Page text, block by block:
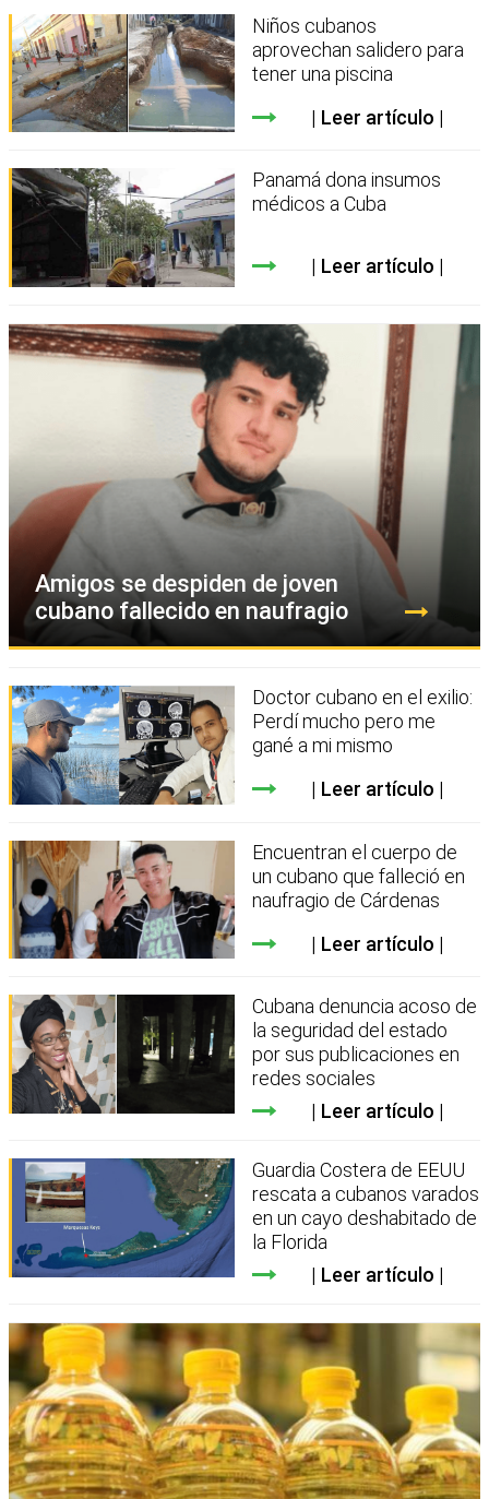
Niños cubanos
aprovechan salidero para
tener una piscina
Leer artículo
Panamá dona insumos
médicos a Cuba
Leer artículo
Amigos se despiden de joven
cubano fallecido en naufragio
Doctor cubano en el exilio:
Perdí mucho pero me
gané a mi mismo
Leer artículo
Encuentran el cuerpo de
un cubano que falleció en
naufragio de Cárdenas
Leer artículo
Cubana denuncia acoso de
la seguridad del estado
por sus publicaciones en
redes sociales
Leer artículo
Guardia Costera de EEUU
rescata a cubanos varados
en un cayo deshabitado de
la Florida
Leer artículo